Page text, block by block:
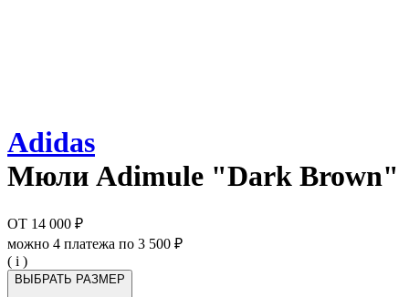
Adidas
Мюли Adimule "Dark Brown"
ОТ 14 000 ₽
можно 4 платежа по 3 500 ₽
( i )
ВЫБРАТЬ РАЗМЕР